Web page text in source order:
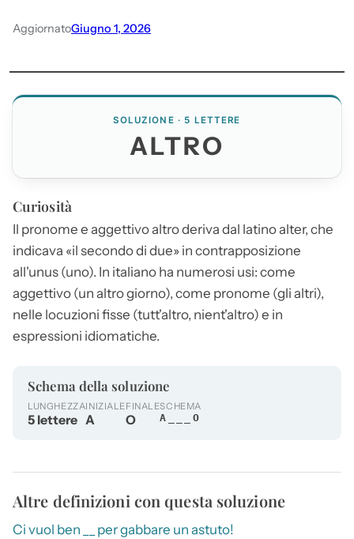
AggiornatoGiugno 1, 2026
SOLUZIONE · 5 LETTERE
ALTRO
Curiosità
Il pronome e aggettivoaltroderiva dal latino alter, che
indicava «il secondo di due» in contrapposizione
all'unus (uno). In italiano ha numerosi usi: come
aggettivo (un altrogiorno), come pronome (gli altri),
nelle locuzioni fisse (tutt'altro, nient'altro) e in
espressioni idiomatiche.
Schema della soluzione
LUNGHEZZA
5 lettere
INIZIALE
A
FINALE
O
SCHEMA
A___O
Altre definizioni con questa soluzione
Ci vuol ben __ per gabbare un astuto!